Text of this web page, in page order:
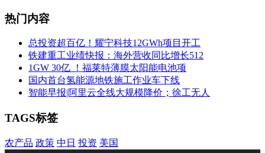
热门内容
总投资超百亿！耀宁科技12GWh项目开工
铁建重工业绩快报：海外营收同比增长512
1GW 30亿 ！福莱特薄膜太阳能电池项
国内首台氢能源地铁施工作业车下线
智能早报|阿里云全线大规模降价；徐工无人
TAGS标签
农产品 政策 中日 投资 美国